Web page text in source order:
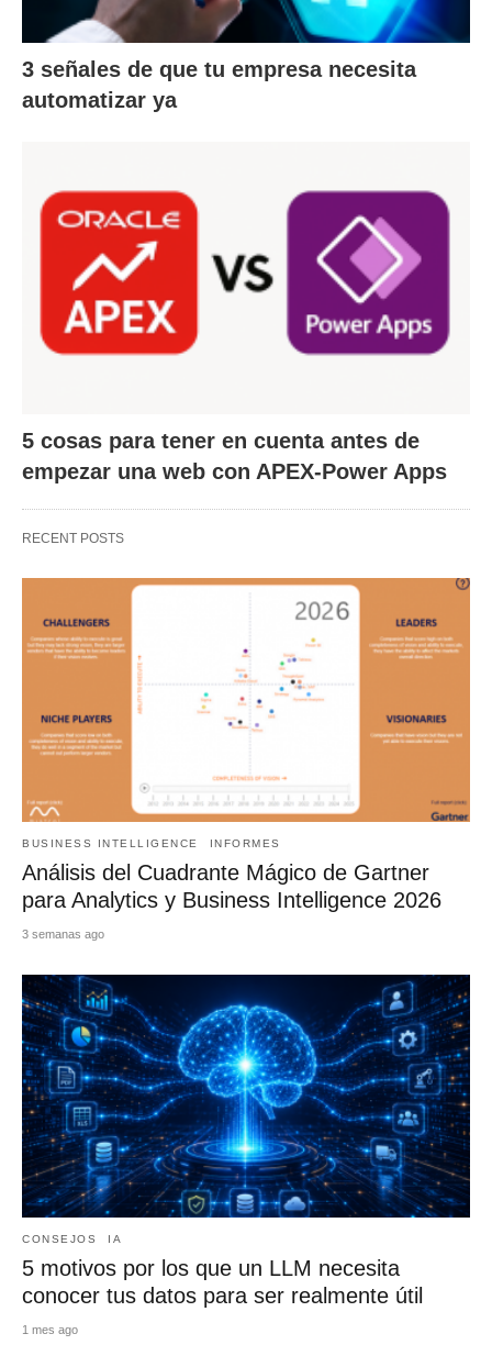
3 señales de que tu empresa necesita
automatizar ya
5 cosas para tener en cuenta antes de
empezar una web con APEX-Power Apps
RECENT POSTS
BUSINESS INTELLIGENCE INFORMES
Análisis del Cuadrante Mágico de Gartner
para Analytics y Business Intelligence 2026
3 semanas ago
CONSEJOS IA
5 motivos por los que un LLM necesita
conocer tus datos para ser realmente útil
1 mes ago